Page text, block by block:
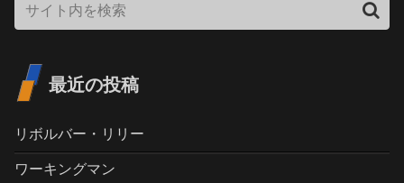
最近の投稿
リボルバー・リリー
ワーキングマン